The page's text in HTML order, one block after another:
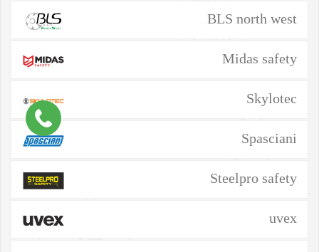
BLS north west
Midas safety
Skylotec
Spasciani
Steelpro safety
uvex